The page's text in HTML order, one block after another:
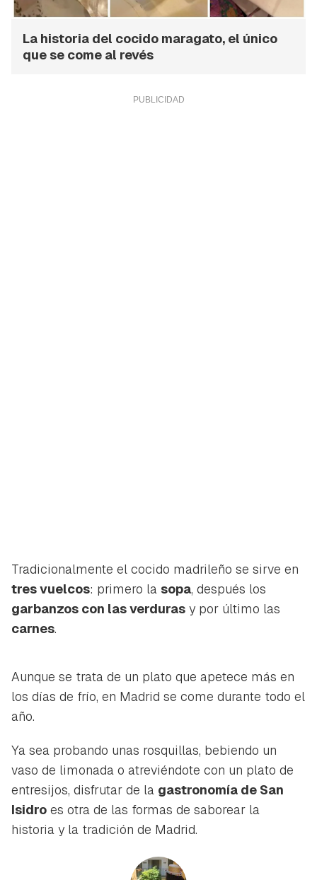
La historia del cocido maragato, el único
que se come al revés
Tradicionalmente el cocido madrileño se sirve en
tres vuelcos: primero la sopa, después los
garbanzos con las verduras y por último las
carnes.
Aunque se trata de un plato que apetece más en
los días de frío, en Madrid se come durante todo el
año.
Ya sea probando unas rosquillas, bebiendo un
vaso de limonada o atreviéndote con un plato de
entresijos, disfrutar de la gastronomía de San
Isidro es otra de las formas de saborear la
historia y la tradición de Madrid.